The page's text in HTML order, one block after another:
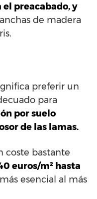
el preacabado, y
de madera
preferir un
para
por suelo
de las lamas.
coste bastante
euros/m² hasta
esencial al más